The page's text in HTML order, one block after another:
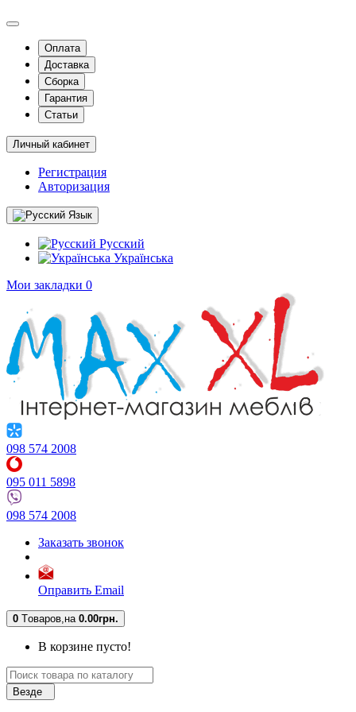
Оплата
Доставка
Сборка
Гарантия
Статьи
Личный кабинет
Регистрация
Авторизация
Язык
Русский
Українська
Мои закладки 0
098 574 2008
095 011 5898
098 574 2008
Заказать звонок
Оправить Email
0 Tоваров,на 0.00грн.
В корзине пусто!
Везде